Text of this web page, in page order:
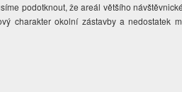
podotknout, že areál většího
charakter okolní zástavby a nedostatek